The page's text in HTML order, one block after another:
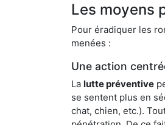
Les moyens
Pour éradiquer les
menées :
Une action
La lutte préventive
se sentent plus en
chat, chien, etc.).